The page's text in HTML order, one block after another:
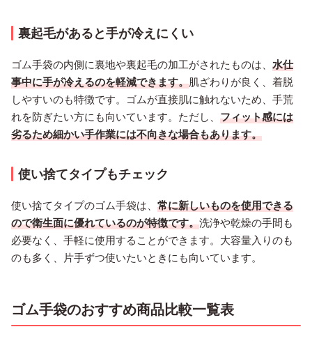
裏起毛があると手が冷えにくい
ゴム手袋の内側に裏地や裏起毛の加工がされたものは、 水仕
事中に手が冷えるのを軽減できます。肌ざわりが良く、着脱
しやすいのも特徴です。ゴムが直接肌に触れないため、手荒
れを防ぎたい方にも向いています。ただし、 フィット感には
劣るため細かい手作業には不向きな場合もあります。
使い捨てタイプもチェック
使い捨てタイプのゴム手袋は、 常に新しいものを使用できる
ので衛生面に優れているのが特徴です。洗浄や乾燥の手間も
必要なく、手軽に使用することができます。大容量入りのも
のも多く、片手ずつ使いたいときにも向いています。
ゴム手袋のおすすめ商品比較一覧表